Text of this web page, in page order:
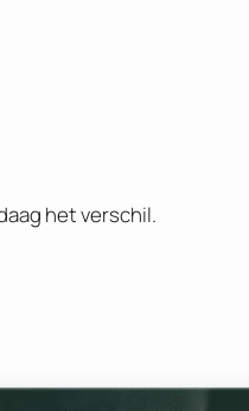
het verschil.